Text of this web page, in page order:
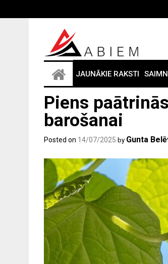
JAUNĀKIE RAKSTI
Piens
barošanai
Posted on 14/07/2025 by Gunta